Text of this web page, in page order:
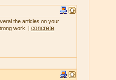
the articles on your
work. | concrete